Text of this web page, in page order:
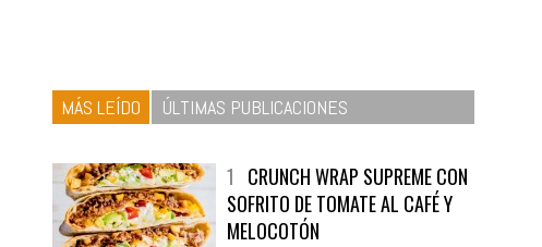
MÁS LEÍDO ÚLTIMAS PUBLICACIONES
1 CRUNCH WRAP SUPREME CON
SOFRITO DE TOMATE AL CAFÉ Y
MELOCOTÓN